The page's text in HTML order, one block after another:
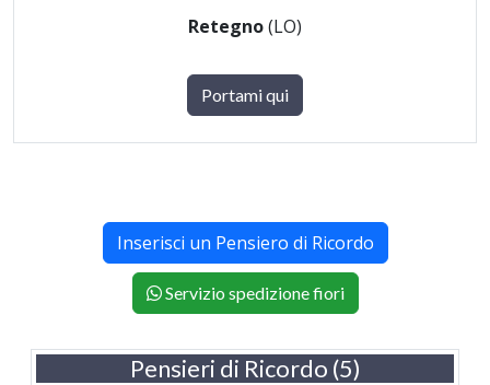
Retegno(LO)
Portami qui
Inserisci un Pensiero di Ricordo
Servizio spedizione fiori
Pensieri di Ricordo (5)